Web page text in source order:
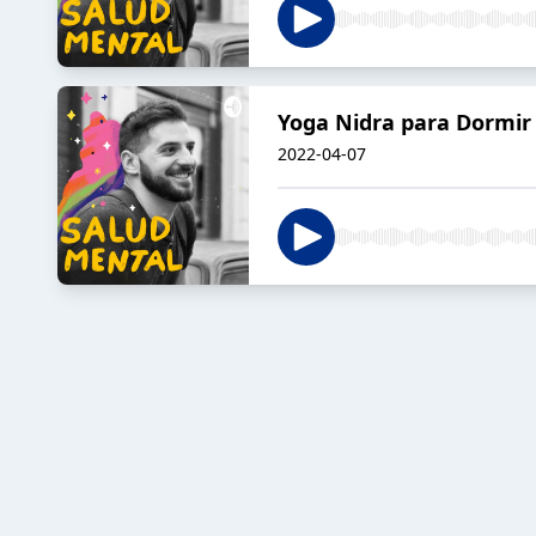
Yoga Nidra para
2022-04-07